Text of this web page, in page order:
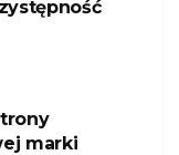
marki